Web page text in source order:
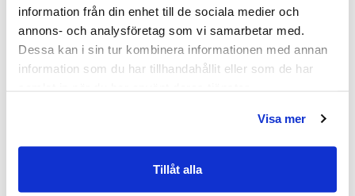
information från din enhet till de sociala medier och
annons- och analysföretag som vi samarbetar med.
Dessa kan i sin tur kombinera informationen med annan
information som du har tillhandahållit eller som de har
Visa mer
Tillåt alla
nordhem_garantivillkor.pdf(327.82 KB)
Relaterade kategorier
Handdukstork Vattenburen / Kom